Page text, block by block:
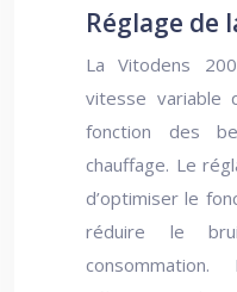
Réglage de
La Vitodens
vitesse variable
fonction des
chauffage. Le
d’optimiser le
réduire le